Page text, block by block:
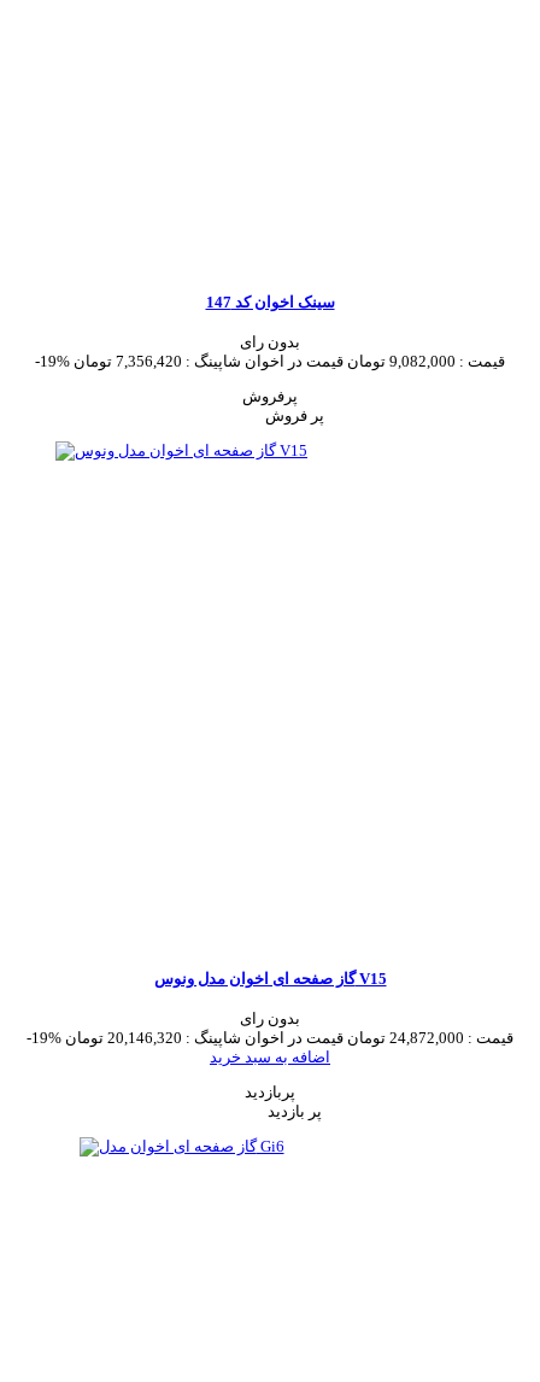
سینک اخوان کد 147
بدون رای
-19%
قیمت : 9,082,000 تومان قیمت در اخوان شاپینگ : 7,356,420 تومان
پرفروش
گاز صفحه ای اخوان مدل ونوس V15
بدون رای
-19%
قیمت : 24,872,000 تومان قیمت در اخوان شاپینگ : 20,146,320 تومان
اضافه به سبد خرید
پربازدید
پر بازدید